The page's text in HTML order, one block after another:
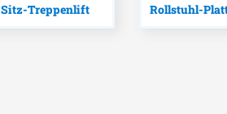
Sitz-Treppenlift Rollstuhl-